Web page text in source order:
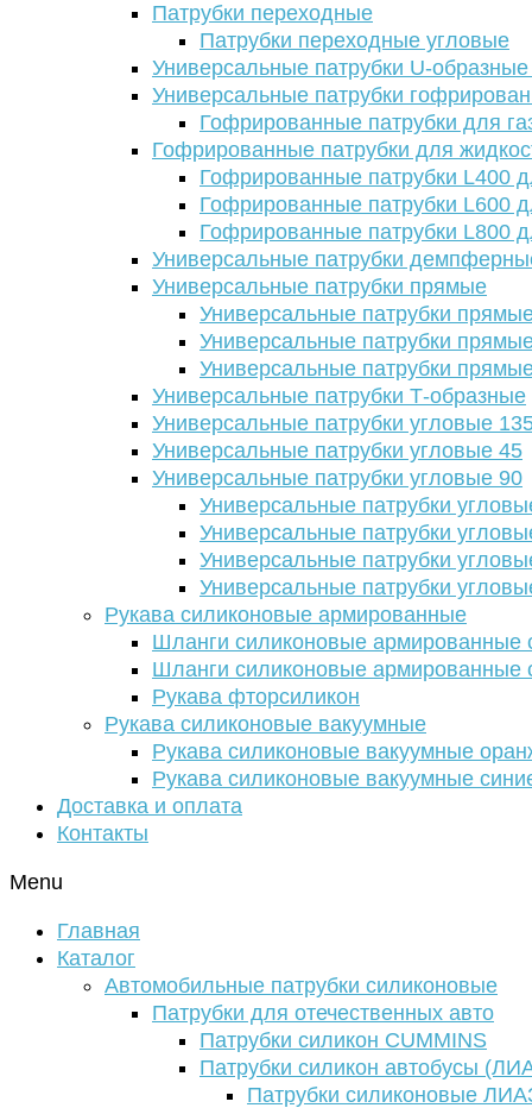
Патрубки переходные
Патрубки переходные угловые
Универсальные патрубки U-
Универсальные патрубки
Гофрированные патрубки для
Гофрированные патрубки для
Гофрированные патрубки L400
Гофрированные патрубки L600
Гофрированные патрубки L800
Универсальные патрубки
Универсальные патрубки прямые
Универсальные патрубки
Универсальные патрубки
Универсальные патрубки
Универсальные патрубки Т-образные
Универсальные патрубки угловые
Универсальные патрубки угловые 45
Универсальные патрубки угловые 90
Универсальные патрубки
Универсальные патрубки
Универсальные патрубки
Универсальные патрубки
Рукава силиконовые армированные
Шланги силиконовые армированные
Шланги силиконовые армированные
Рукава фторсиликон
Рукава силиконовые вакуумные
Рукава силиконовые вакуумные
Рукава силиконовые вакуумные
Доставка и оплата
Контакты
Menu
Главная
Каталог
Автомобильные патрубки силиконовые
Патрубки для отечественных авто
Патрубки силикон CUMMINS
Патрубки силикон автобусы
Патрубки силиконовые